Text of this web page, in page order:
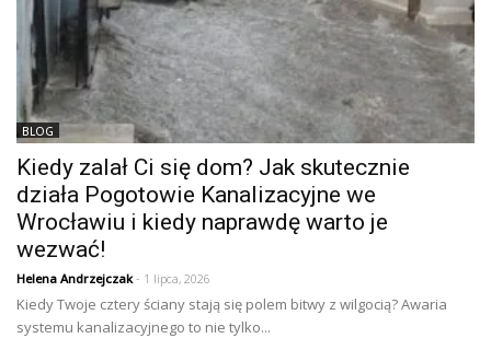
BLOG
Kiedy zalał Ci się dom? Jak skutecznie
działa Pogotowie Kanalizacyjne we
Wrocławiu i kiedy naprawdę warto je
wezwać!
Helena Andrzejczak- 1 lipca, 2026
Kiedy Twoje cztery ściany stają się polem bitwy z wilgocią? Awaria
systemu kanalizacyjnego to nie tylko...